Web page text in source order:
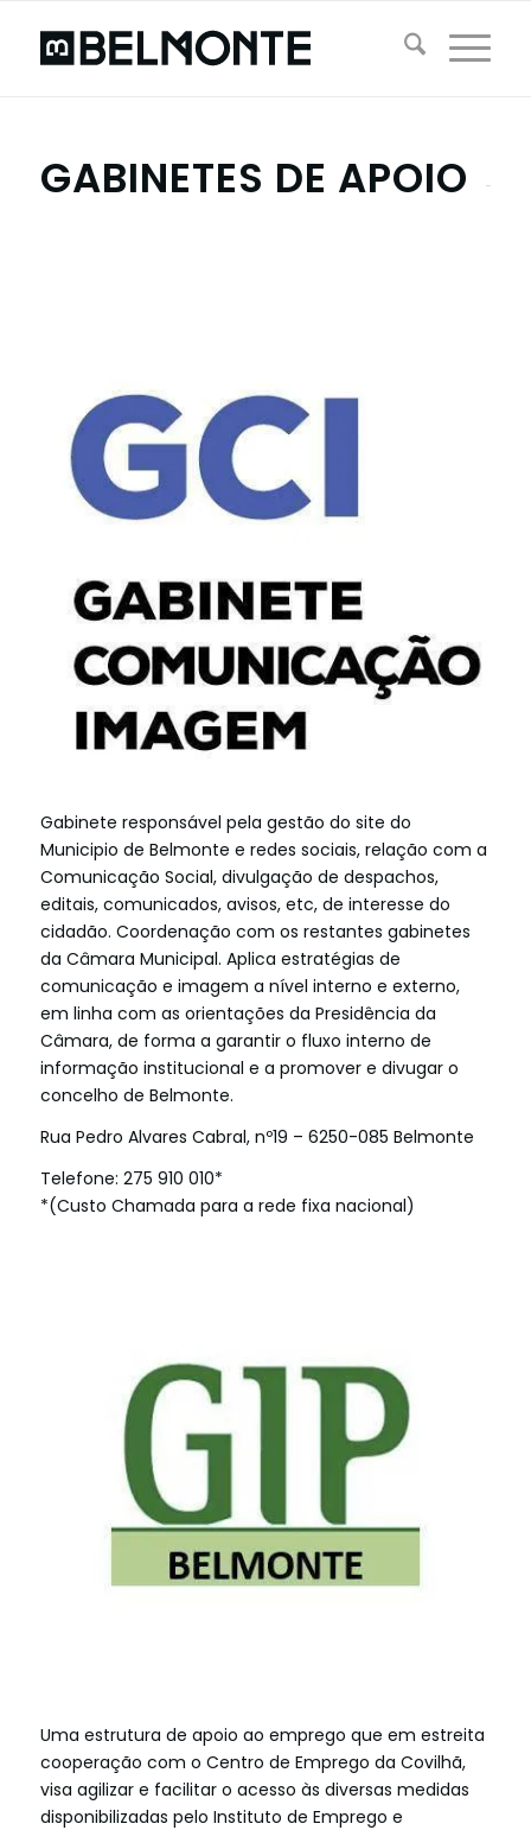
GABINETES DE APOIO
Gabinete responsável pela gestão do site do
Municipio de Belmonte e redes sociais, relação com a
Comunicação Social, divulgação de despachos,
editais, comunicados, avisos, etc, de interesse do
cidadão. Coordenação com os restantes gabinetes
da Câmara Municipal. Aplica estratégias de
comunicação e imagem a nível interno e externo,
em linha com as orientações da Presidência da
Câmara, de forma a garantir o fluxo interno de
informação institucional e a promover e divugar o
concelho de Belmonte.
Rua Pedro Alvares Cabral, nº19 – 6250-085 Belmonte
Telefone: 275 910 010*
*(Custo Chamada para a rede fixa nacional)
Uma estrutura de apoio ao emprego que em estreita
cooperação com o Centro de Emprego da Covilhã,
visa agilizar e facilitar o acesso às diversas medidas
disponibilizadas pelo Instituto de Emprego e